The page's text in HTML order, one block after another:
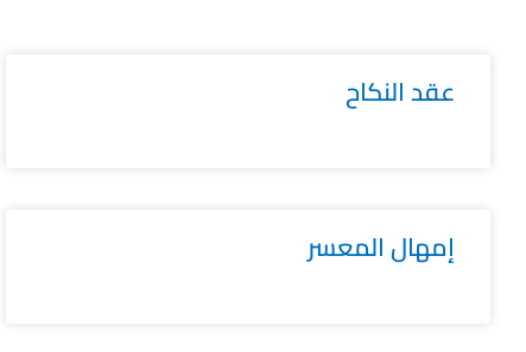
عقد النكاح
إمهال المعسر